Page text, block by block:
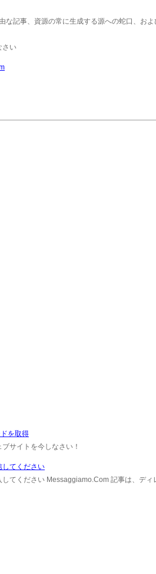
な記事、資源の常に生成する源への蛇口、およ
さい
を取得
サイトを今しなさい！
してください
てください Messaggiamo.Com 記事は、ディ